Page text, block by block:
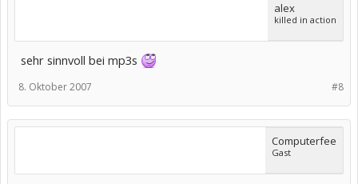
alex
killed in action
sehr sinnvoll bei mp3s
#8
8. Oktober 2007
Computerfee
Gast